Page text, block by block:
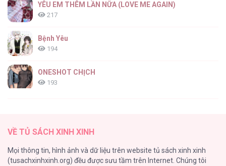
YÊU EM THÊM LẦN NỮA (LOVE ME AGAIN)
217
Bệnh Yêu
194
ONESHOT CHỊCH
193
184
VỀ TỦ SÁCH XINH XINH
Mọi thông tin, hình ảnh và dữ liệu trên website tủ sách xinh xinh
(tusachxinhxinh.org) đều được sưu tầm trên Internet. Chúng tôi